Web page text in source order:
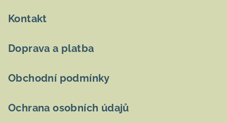
Kontakt
Doprava a platba
Obchodní podmínky
Ochrana osobních údajů